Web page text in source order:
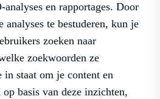
en rapportages. Door
analyses te bestuderen, kun je
zoeken naar
zoekwoorden ze
staat om je content en
op basis van deze inzichten,